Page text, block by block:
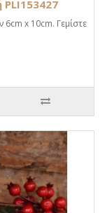
x 10cm. Γεμίστε